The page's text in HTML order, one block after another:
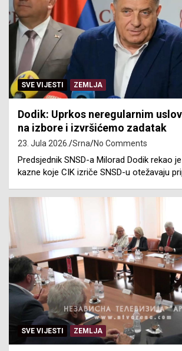
SVE VIJESTI ZEMLJA
Dodik: Uprkos neregularnim
na izbore i izvršićemo zadatak
23. Jula 2026. Srna No Comments
Predsjednik SNSD-a Milorad Dodik rekao
kazne koje CIK izriče SNSD-u otežavaju
SVE VIJESTI ZEMLJA